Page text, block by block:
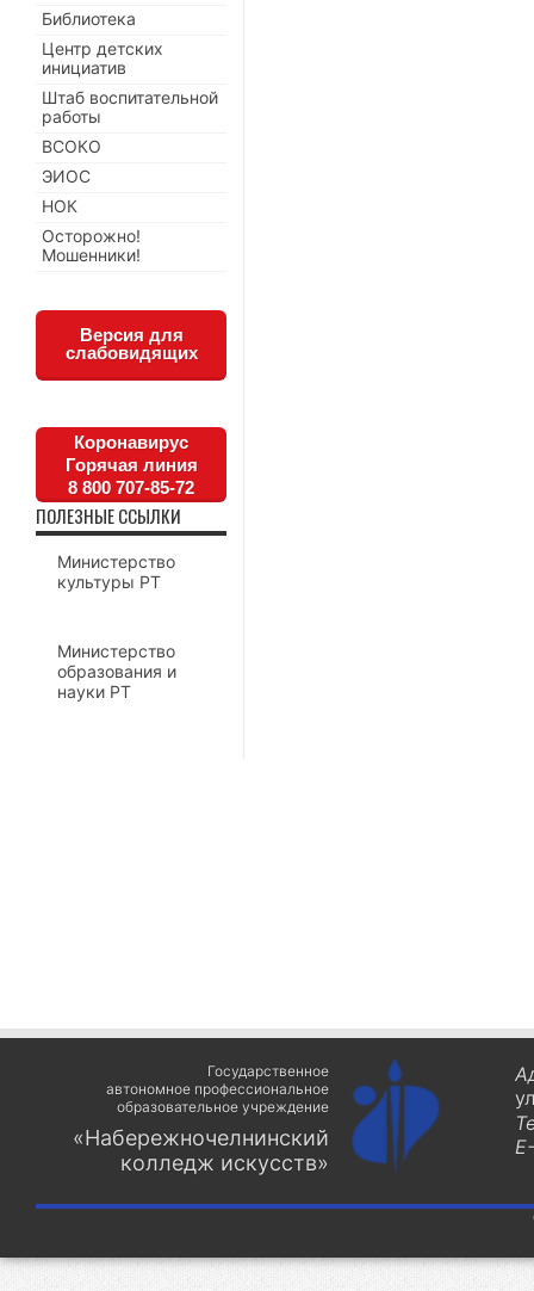
Библиотека
Центр детских
инициатив
Штаб воспитательной
работы
ВСОКО
ЭИОС
НОК
Осторожно!
Мошенники!
Версия для
слабовидящих
Коронавирус
Горячая линия
8 800 707-85-72
ПОЛЕЗНЫЕ ССЫЛКИ
Министерство
культуры РТ
Министерство
образования и
науки РТ
Государственное
автономное профессиональное
образовательное учреждение
«Набережночелнинский
колледж искусств»